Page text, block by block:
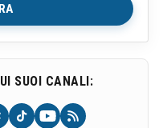
SUOI CANALI: